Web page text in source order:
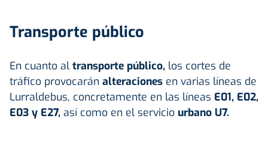
Transporte público
En cuanto al transporte público, los cortes de
tráfico provocarán alteraciones en varias líneas de
Lurraldebus, concretamente en las líneas E01, E02,
E03 y E27, así como en el servicio urbano U7.